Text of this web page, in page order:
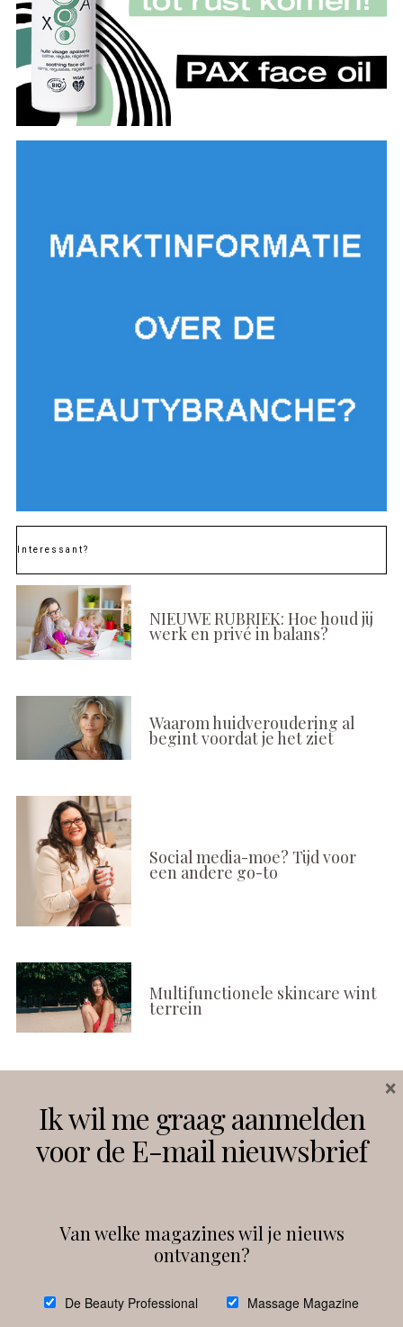
Interessant?
NIEUWE RUBRIEK: Hoe houd jij
werk en privé in balans?
Waarom huidveroudering al
begint voordat je het ziet
Social media-moe? Tijd voor
een andere go-to
Multifunctionele skincare wint
terrein
Instagram Facebook
debeautyprofessional
Ik wil me graag aanmelden
voor de E-mail nieuwsbrief
Van welke magazines wil je nieuws
ontvangen?
De Beauty Professional Massage Magazine
×